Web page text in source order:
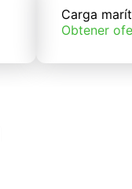
Carga
Obtener